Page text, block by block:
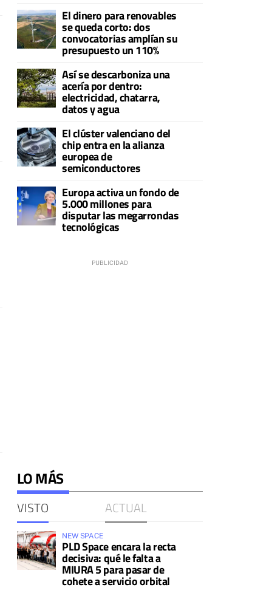
El dinero para renovables
se queda corto: dos
convocatorias amplían su
presupuesto un 110%
Así se descarboniza una
acería por dentro:
electricidad, chatarra,
datos y agua
El clúster valenciano del
chip entra en la alianza
europea de
semiconductores
Europa activa un fondo de
5.000 millones para
disputar las megarrondas
tecnológicas
LO MÁS
VISTO ACTUAL
NEW SPACE
PLD Space encara la recta
decisiva: qué le falta a
MIURA 5 para pasar de
cohete a servicio orbital